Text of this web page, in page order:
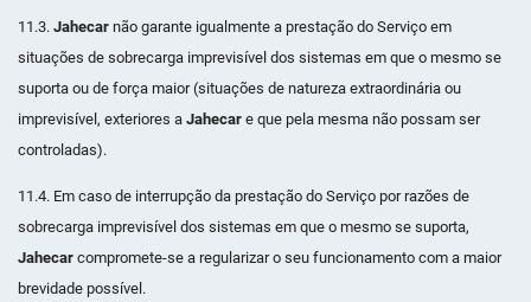
11.3. Jahecarnão garante igualmente a prestação do Serviço em
situações de sobrecarga imprevisível dos sistemas em que o mesmo se
suporta ou de força maior (situações de natureza extraordinária ou
imprevisível, exteriores a Jahecare que pela mesma não possam ser
controladas).
11.4. Em caso de interrupção da prestação do Serviço por razões de
sobrecarga imprevisível dos sistemas em que o mesmo se suporta,
Jahecarcompromete-se a regularizar o seu funcionamento com a maior
brevidade possível.